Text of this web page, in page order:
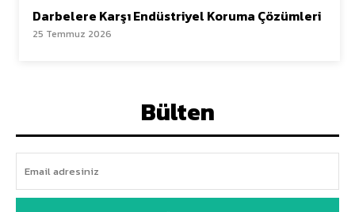
Darbelere Karşı Endüstriyel Koruma Çözümleri
25 Temmuz 2026
Bülten